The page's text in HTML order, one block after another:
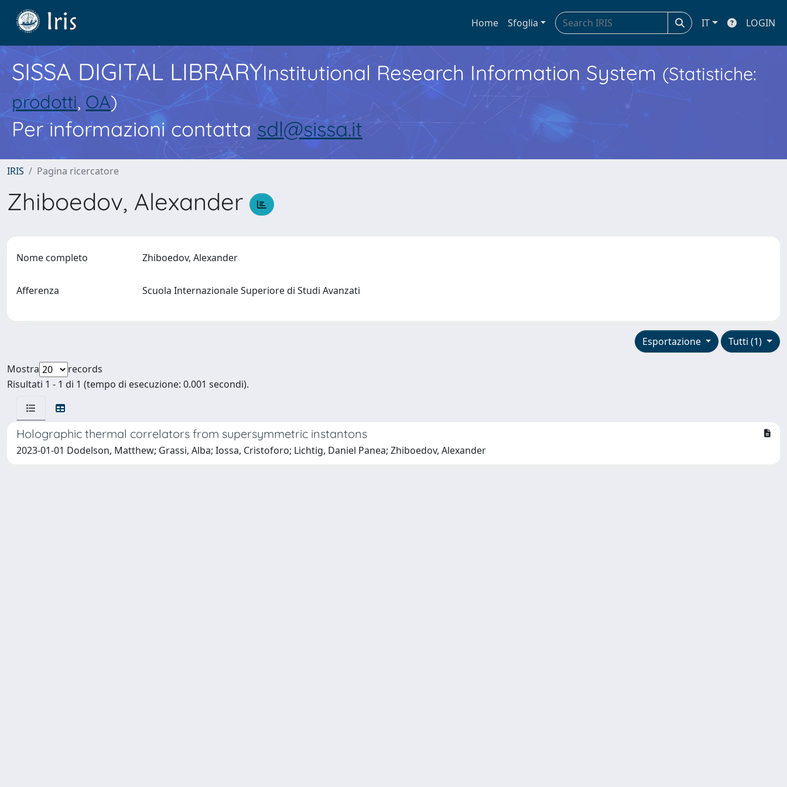
Home Sfoglia IT LOGIN
SISSA DIGITAL LIBRARYInstitutional Research Information System (Statistiche:
prodotti, OA)
Per informazioni contatta sdl@sissa.it
IRIS Pagina ricercatore
Zhiboedov, Alexander
Nome completo Zhiboedov, Alexander
Afferenza Scuola Internazionale Superiore di Studi Avanzati
Tutti (1)
Esportazione
Mostra
records
Risultati 1 - 1 di 1 (tempo di esecuzione: 0.001 secondi).
Holographic thermal correlators from supersymmetric instantons
2023-01-01 Dodelson, Matthew; Grassi, Alba; Iossa, Cristoforo; Lichtig, Daniel Panea; Zhiboedov, Alexander